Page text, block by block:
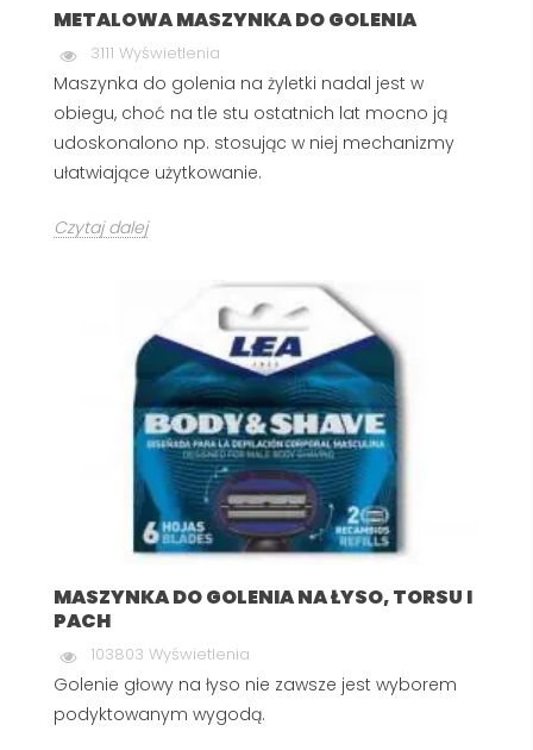
METALOWA MASZYNKA DO GOLENIA
3111 Wyświetlenia
Maszynka do golenia na żyletki nadal jest w
obiegu, choć na tle stu ostatnich lat mocno ją
udoskonalono np. stosując w niej mechanizmy
ułatwiające użytkowanie.
Czytaj dalej
MASZYNKA DO GOLENIA NA ŁYSO, TORSU I
PACH
103803 Wyświetlenia
Golenie głowy na łyso nie zawsze jest wyborem
podyktowanym wygodą.